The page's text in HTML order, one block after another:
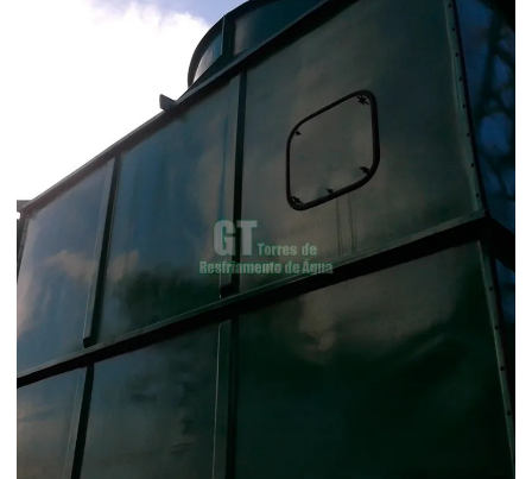
Eficiência térmica em torres
Eliminador de gotas demister
Eliminador de gotas torre de resfriamento
Empresa de impermeabilização de laje
Empresas de balanceamento dinâmico
Empresas de torre de resfriamento
Enchimento de contato tipo grade
Enchimento tipo grade
Enchimento torre de resfriamento
Fábrica de torre de resfriamento